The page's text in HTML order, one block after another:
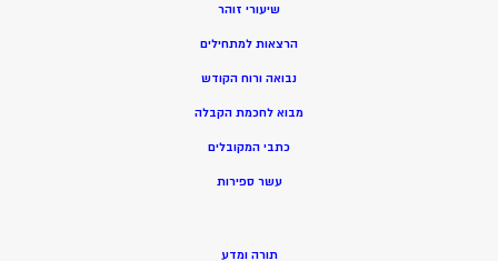
שיעורי זוהר
הרצאות למתחילים
נבואה ורוח הקודש
מבוא לחכמת הקבלה
כתבי המקובלים
עשר ספירות
תורה ומדע